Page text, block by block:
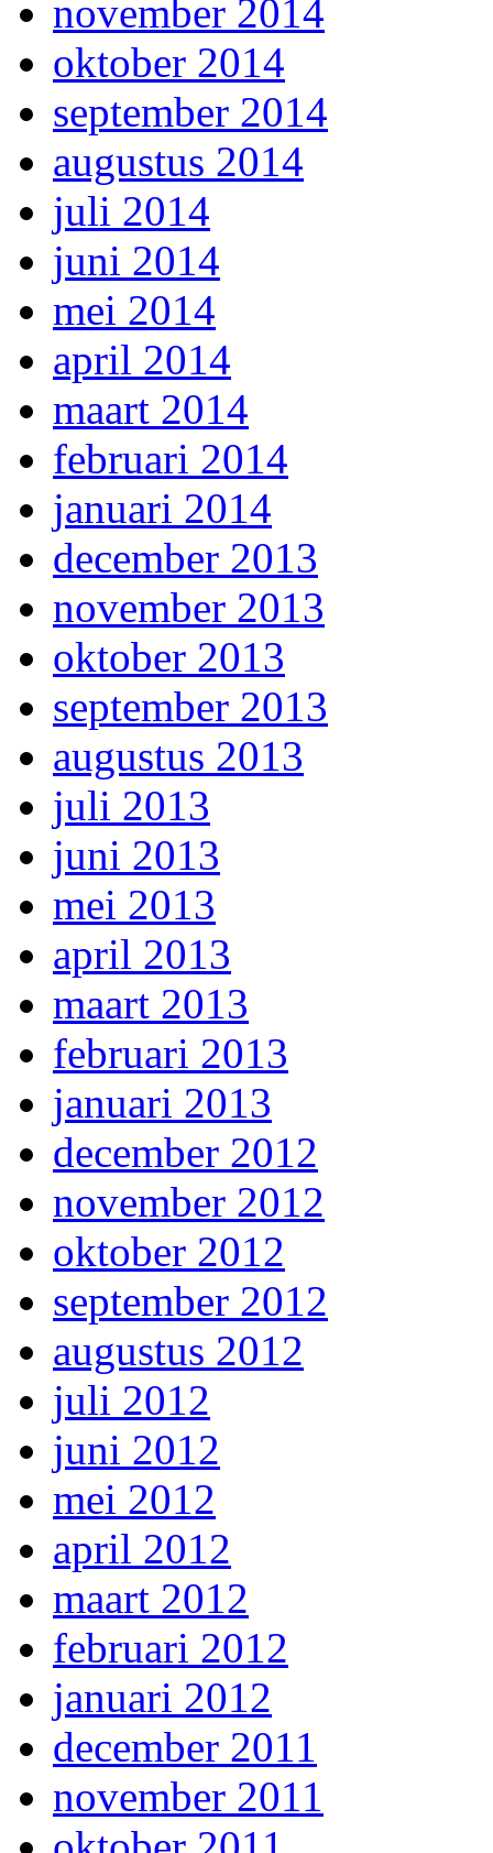
november 2014
oktober 2014
september 2014
augustus 2014
juli 2014
juni 2014
mei 2014
april 2014
maart 2014
februari 2014
januari 2014
december 2013
november 2013
oktober 2013
september 2013
augustus 2013
juli 2013
juni 2013
mei 2013
april 2013
maart 2013
februari 2013
januari 2013
december 2012
november 2012
oktober 2012
september 2012
augustus 2012
juli 2012
juni 2012
mei 2012
april 2012
maart 2012
februari 2012
januari 2012
december 2011
november 2011